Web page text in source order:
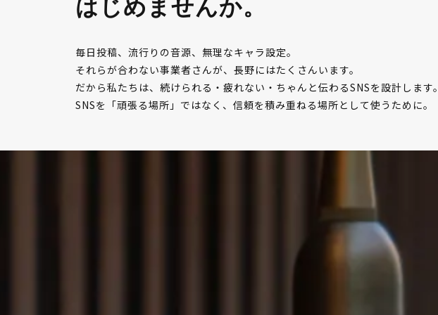
はじめませんか。
毎日投稿、流行りの音源、無理なキャラ設定。
それらが合わない事業者さんが、長野にはたくさんいます。
だから私たちは、続けられる・疲れない・ちゃんと伝わるSNSを設計します。
SNSを「頑張る場所」ではなく、信頼を積み重ねる場所として使うために。